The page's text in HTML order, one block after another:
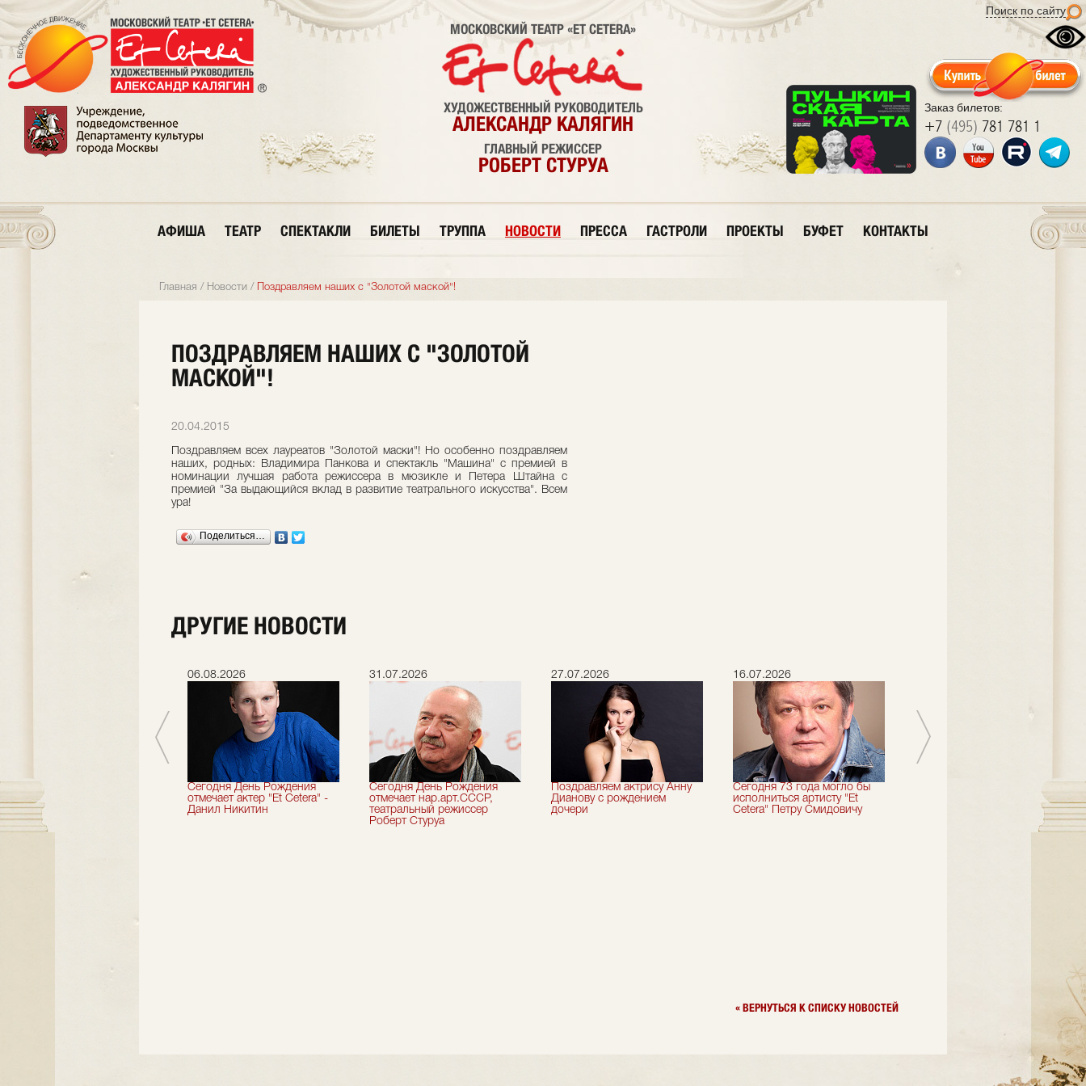
Поиск по сайту
Заказ билетов:
+7 (495) 781 781 1
МОСКОВСКИЙ ТЕАТР «ET CETERA»
ХУДОЖЕСТВЕННЫЙ РУКОВОДИТЕЛЬ
АЛЕКСАНДР КАЛЯГИН
ГЛАВНЫЙ РЕЖИССЕР
РОБЕРТ СТУРУА
АФИША ТЕАТР СПЕКТАКЛИ БИЛЕТЫ ТРУППА НОВОСТИ ПРЕССА ГАСТРОЛИ ПРОЕКТЫ БУФЕТ КОНТАКТЫ
Главная / Новости / Поздравляем наших с "Золотой маской"!
ПОЗДРАВЛЯЕМ НАШИХ С "ЗОЛОТОЙ
МАСКОЙ"!
20.04.2015
Поздравляем всех лауреатов "Золотой маски"! Но особенно поздравляем
наших, родных: Владимира Панкова и спектакль "Машина" с премией в
номинации лучшая работа режиссера в мюзикле и Петера Штайна с
премией "За выдающийся вклад в развитие театрального искусства". Всем
ура!
Поделиться…
ДРУГИЕ НОВОСТИ
театральный сезон!
06.08.2026
Сегодня День Рождения
отмечает актер "Et Cetera" -
Данил Никитин
31.07.2026
Сегодня День Рождения
отмечает нар.арт.СССР,
театральный режиссер
Роберт Стуруа
27.07.2026
Поздравляем актрису Анну
Дианову с рождением
дочери
16.07.2026
Сегодня 73 года могло бы
исполниться артисту "Et
Cetera" Петру Смидовичу
отмечает актер "Et Cetera" -
« ВЕРНУТЬСЯ К СПИСКУ НОВОСТЕЙ